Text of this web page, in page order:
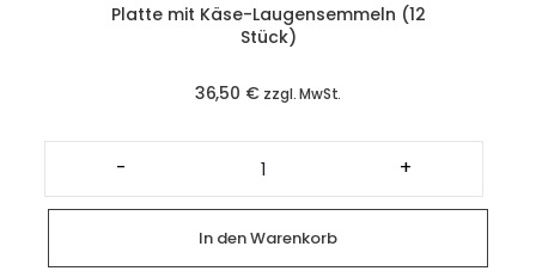
Platte mit Käse-Laugensemmeln (12
Stück)
36,50 € zzgl. MwSt.
-
Platte
mit
Käse-
Laugensemmeln
(12
Stück)
Menge
+
In den Warenkorb